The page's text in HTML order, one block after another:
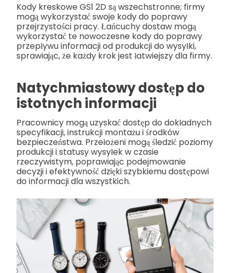
Kody kreskowe GS1 2D są wszechstronne; firmy
mogą wykorzystać swoje kody do poprawy
przejrzystości pracy. Łańcuchy dostaw mogą
wykorzystać te nowoczesne kody do poprawy
przepływu informacji od produkcji do wysyłki,
sprawiając, że każdy krok jest łatwiejszy dla firmy.
Natychmiastowy dostęp do
istotnych informacji
Pracownicy mogą uzyskać dostęp do dokładnych
specyfikacji, instrukcji montażu i środków
bezpieczeństwa. Przełożeni mogą śledzić poziomy
produkcji i statusy wysyłek w czasie
rzeczywistym, poprawiając podejmowanie
decyzji i efektywność dzięki szybkiemu dostępowi
do informacji dla wszystkich.